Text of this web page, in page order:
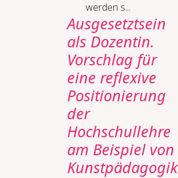
werden s...
Ausgesetztsein
als Dozentin.
Vorschlag für
eine reflexive
Positionierung
der
Hochschullehre
am Beispiel von
Kunstpädagogik